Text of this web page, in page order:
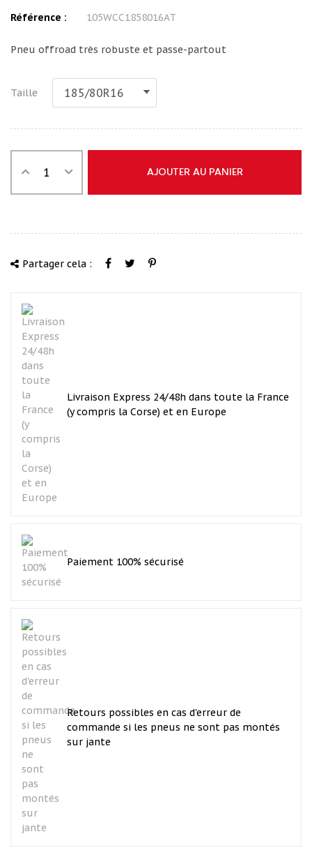
Référence : 105WCC1858016AT
Pneu offroad très robuste et passe-partout
Taille
AJOUTER AU PANIER
Partager cela :
Livraison Express 24/48h dans toute la France
(y compris la Corse) et en Europe
Paiement 100% sécurisé
Retours possibles en cas d'erreur de
commande si les pneus ne sont pas montés
sur jante